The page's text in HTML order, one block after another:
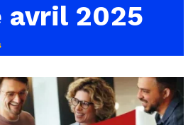
avril 2025